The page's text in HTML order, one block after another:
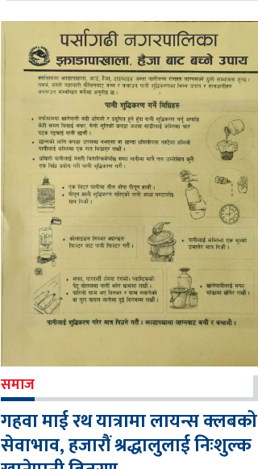
समाज
गहवा माई रथ यात्रामा लायन्स क्लबको
सेवाभाव, हजारौं श्रद्धालुलाई निःशुल्क